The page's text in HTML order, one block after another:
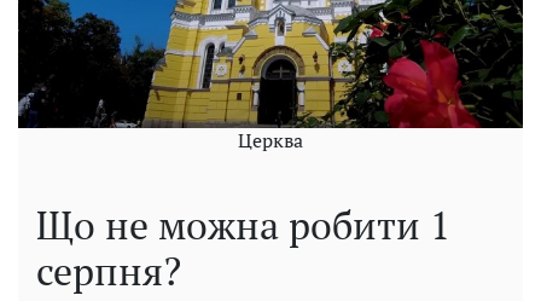
Церква
Що не можна робити 1
серпня?